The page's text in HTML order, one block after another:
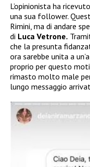
L’opinionista ha
una sua follower.
Rimini, ma di andare
di Luca Vetrone.
che la presunta
ora sarebbe unita a
proprio per questo
rimasto molto male
lungo messaggio